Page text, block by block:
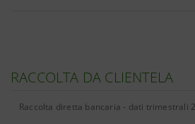
RACCOLTA DA CLIENTELA
Raccolta diretta bancaria - dati trimestrali